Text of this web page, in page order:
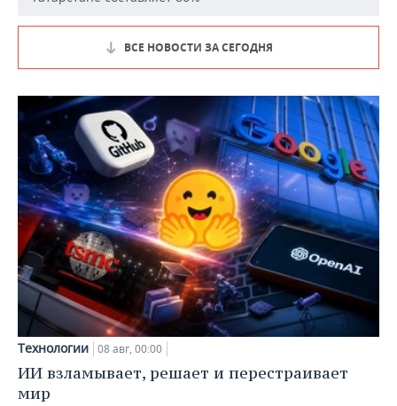
ВСЕ НОВОСТИ ЗА СЕГОДНЯ
Технологии 08 авг, 00:00
ИИ взламывает, решает и перестраивает
мир